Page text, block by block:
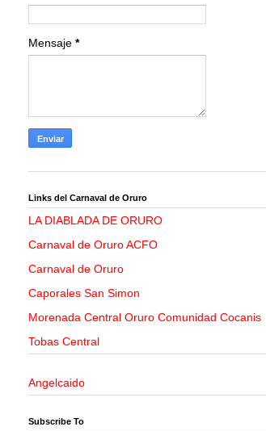
Mensaje *
Links del Carnaval de Oruro
LA DIABLADA DE ORURO
Carnaval de Oruro ACFO
Carnaval de Oruro
Caporales San Simon
Morenada Central Oruro Comunidad Cocanis
Tobas Central
Angelcaido
Subscribe To